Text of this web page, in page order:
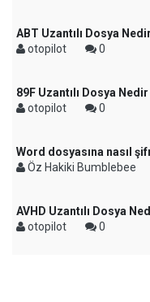
ABT Uzantılı Dosya
otopilot
0
89F Uzantılı Dosya
otopilot
0
Word dosyasına nasıl
Öz Hakiki Bumblebee
AVHD Uzantılı Dosya
otopilot
0